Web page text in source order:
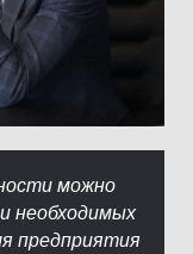
можно
необходимых
предприятия